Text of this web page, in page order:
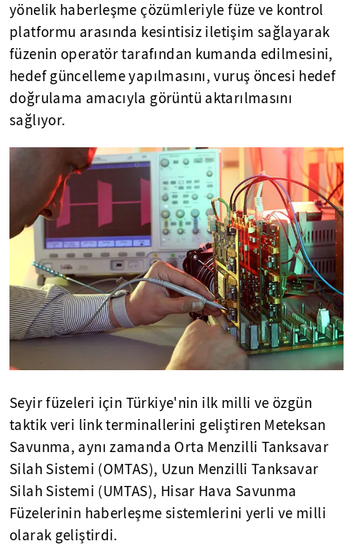
yönelik haberleşme çözümleriyle füze ve kontrol
platformu arasında kesintisiz iletişim sağlayarak
füzenin operatör tarafından kumanda edilmesini,
hedef güncelleme yapılmasını, vuruş öncesi hedef
doğrulama amacıyla görüntü aktarılmasını
sağlıyor.
Seyir füzeleri için Türkiye'nin ilk milli ve özgün
taktik veri link terminallerini geliştiren Meteksan
Savunma, aynı zamanda Orta Menzilli Tanksavar
Silah Sistemi (OMTAS), Uzun Menzilli Tanksavar
Silah Sistemi (UMTAS), Hisar Hava Savunma
Füzelerinin haberleşme sistemlerini yerli ve milli
olarak geliştirdi.